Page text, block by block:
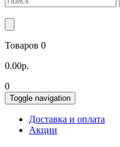
Товаров 0
0.00р.
0
Toggle navigation
Доставка и оплата
Акции